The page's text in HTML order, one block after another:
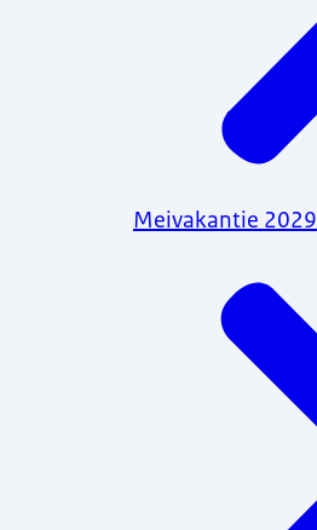
Meivakantie 2029